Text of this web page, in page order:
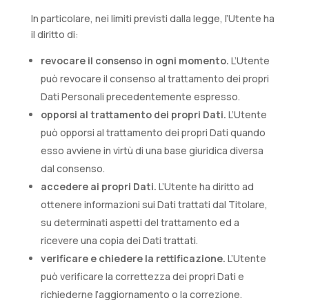
In particolare, nei limiti previsti dalla legge, l’Utente ha
il diritto di:
revocare il consenso in ogni momento. L’Utente
può revocare il consenso al trattamento dei propri
Dati Personali precedentemente espresso.
opporsi al trattamento dei propri Dati. L’Utente
può opporsi al trattamento dei propri Dati quando
esso avviene in virtù di una base giuridica diversa
dal consenso.
accedere ai propri Dati. L’Utente ha diritto ad
ottenere informazioni sui Dati trattati dal Titolare,
su determinati aspetti del trattamento ed a
ricevere una copia dei Dati trattati.
verificare e chiedere la rettificazione. L’Utente
può verificare la correttezza dei propri Dati e
richiederne l’aggiornamento o la correzione.